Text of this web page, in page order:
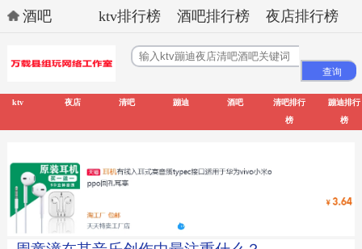
酒吧 ktv排行榜 酒吧排行榜 夜店排行榜
ktv 夜店 清吧 蹦迪 酒吧
清吧排行
榜
蹦迪排行
榜